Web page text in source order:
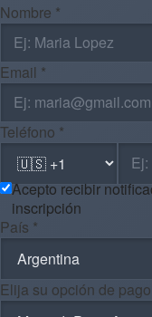
Nombre *
Email *
Teléfono *
Acepto recibir
inscripción
País *
Elija su opción de pago